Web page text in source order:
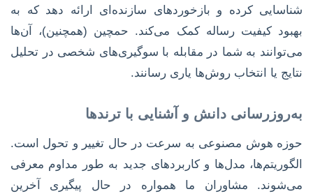
شناسایی کرده و بازخوردهای سازنده‌ای ارائه دهد که به
بهبود کیفیت رساله کمک می‌کند. حمچین (همچنین)، آن‌ها
می‌توانند به شما در مقابله با سوگیری‌های شخصی در تحلیل
نتایج یا انتخاب روش‌ها یاری رسانند.
به‌روزرسانی دانش و آشنایی با ترندها
حوزه هوش مصنوعی به سرعت در حال تغییر و تحول است.
الگوریتم‌ها، مدل‌ها و کاربردهای جدید به طور مداوم معرفی
می‌شوند. مشاوران ما همواره در حال پیگیری آخرین